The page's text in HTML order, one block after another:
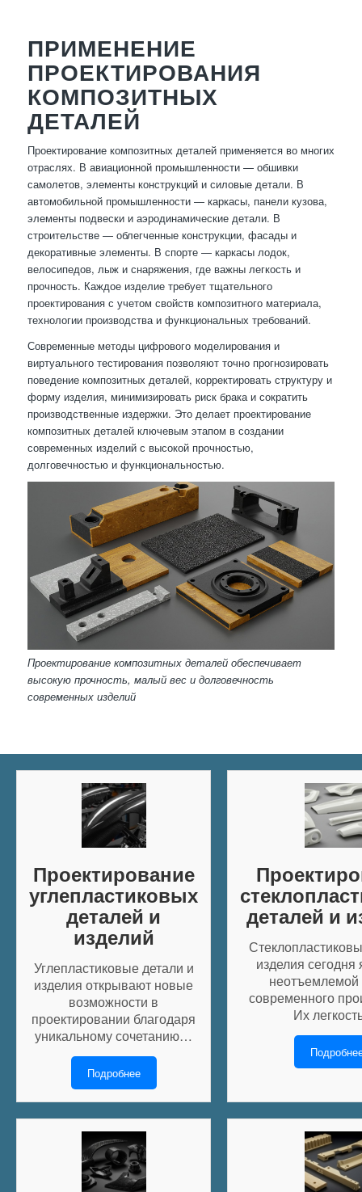
ПРИМЕНЕНИЕ
ПРОЕКТИРОВАНИЯ
КОМПОЗИТНЫХ
ДЕТАЛЕЙ
Проектирование композитных деталей применяется во многих
отраслях. В авиационной промышленности — обшивки
самолетов, элементы конструкций и силовые детали. В
автомобильной промышленности — каркасы, панели кузова,
элементы подвески и аэродинамические детали. В
строительстве — облегченные конструкции, фасады и
декоративные элементы. В спорте — каркасы лодок,
велосипедов, лыж и снаряжения, где важны легкость и
прочность. Каждое изделие требует тщательного
проектирования с учетом свойств композитного материала,
технологии производства и функциональных требований.
Современные методы цифрового моделирования и
виртуального тестирования позволяют точно прогнозировать
поведение композитных деталей, корректировать структуру и
форму изделия, минимизировать риск брака и сократить
производственные издержки. Это делает проектирование
композитных деталей ключевым этапом в создании
современных изделий с высокой прочностью,
долговечностью и функциональностью.
Проектирование композитных деталей обеспечивает
высокую прочность, малый вес и долговечность
современных изделий
Проектирование
углепластиковых
деталей и
изделий
Углепластиковые детали и
изделия открывают новые
возможности в
проектировании благодаря
уникальному сочетанию…
Подробнее
деталей и
изделия
неотъемлемой
современного
Их